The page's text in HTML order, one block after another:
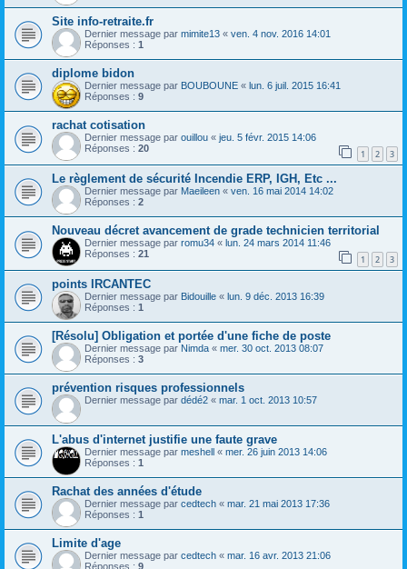
Site info-retraite.fr
Dernier message par mimite13 « ven. 4 nov. 2016 14:01
Réponses : 1
diplome bidon
Dernier message par BOUBOUNE « lun. 6 juil. 2015 16:41
Réponses : 9
rachat cotisation
Dernier message par ouillou « jeu. 5 févr. 2015 14:06
Réponses : 20 1 2 3
Le règlement de sécurité Incendie ERP, IGH, Etc ...
Dernier message par Maeileen « ven. 16 mai 2014 14:02
Réponses : 2
Nouveau décret avancement de grade technicien territorial
Dernier message par romu34 « lun. 24 mars 2014 11:46
Réponses : 21 1 2 3
points IRCANTEC
Dernier message par Bidouille « lun. 9 déc. 2013 16:39
Réponses : 1
[Résolu] Obligation et portée d'une fiche de poste
Dernier message par Nimda « mer. 30 oct. 2013 08:07
Réponses : 3
prévention risques professionnels
Dernier message par dédé2 « mar. 1 oct. 2013 10:57
L'abus d'internet justifie une faute grave
Dernier message par meshell « mer. 26 juin 2013 14:06
Réponses : 1
Rachat des années d'étude
Dernier message par cedtech « mar. 21 mai 2013 17:36
Réponses : 1
Limite d'age
Dernier message par cedtech « mar. 16 avr. 2013 21:06
Réponses : 9